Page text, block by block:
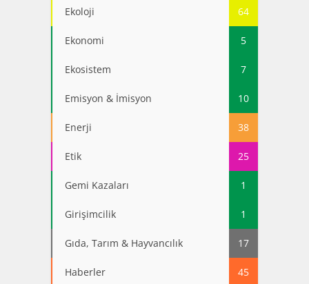
Ekoloji 64
Ekonomi 5
Ekosistem 7
Emisyon & İmisyon 10
Enerji 38
Etik 25
Gemi Kazaları 1
Girişimcilik 1
Gıda, Tarım & Hayvancılık 17
Haberler 45